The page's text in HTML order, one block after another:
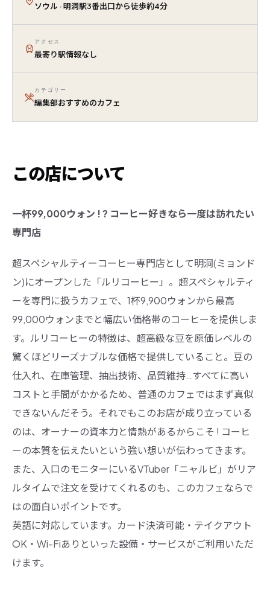
ソウル · 明洞駅3番出口から徒歩約4分
アクセス
最寄り駅情報なし
カテゴリー
編集部おすすめのカフェ
この店について
一杯99,000ウォン ! ? コーヒー好きなら一度は訪れたい
専門店
超スペシャルティーコーヒー専門店として明洞(ミョンド
ン)にオープンした「ルリコーヒー」。超スペシャルティ
ーを専門に扱うカフェで、1杯9,900ウォンから最高
99,000ウォンまでと幅広い価格帯のコーヒーを提供しま
す。ルリコーヒーの特徴は、超高級な豆を原価レベルの
驚くほどリーズナブルな価格で提供していること。豆の
仕入れ、在庫管理、抽出技術、品質維持…すべてに高い
コストと手間がかかるため、普通のカフェではまず真似
できないんだそう。それでもこのお店が成り立っている
のは、オーナーの資本力と情熱があるからこそ ! コーヒ
ーの本質を伝えたいという強い想いが伝わってきます。
また、入口のモニターにいるVTuber「ニャルビ」がリア
ルタイムで注文を受けてくれるのも、このカフェならで
はの面白いポイントです。
英語に対応しています。カード決済可能・テイクアウト
OK・Wi-Fiありといった設備・サービスがご利用いただ
けます。